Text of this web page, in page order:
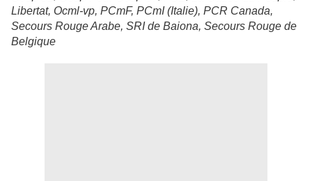
Libertat, Ocml-vp, PCmF, PCmI (Italie), PCR Canada,
Secours Rouge Arabe, SRI de Baiona, Secours Rouge de
Belgique